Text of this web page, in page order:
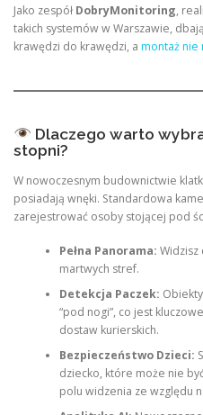
Jako zespół DobryMonitoring,
takich systemów w Warszawie,
krawędzi do krawędzi, a montaż nie
Dlaczego warto
stopni?
W nowoczesnym budownictwie
posiadają wnęki. Standardowa
zarejestrować osoby stojącej pod
Pełna Panorama: Widzisz
martwych stref.
Detekcja Paczek:
“pod nogi”, co jest
dostaw kurierskich.
Bezpieczeństwo Dzieci:
dziecko, które może nie
polu widzenia ze względu